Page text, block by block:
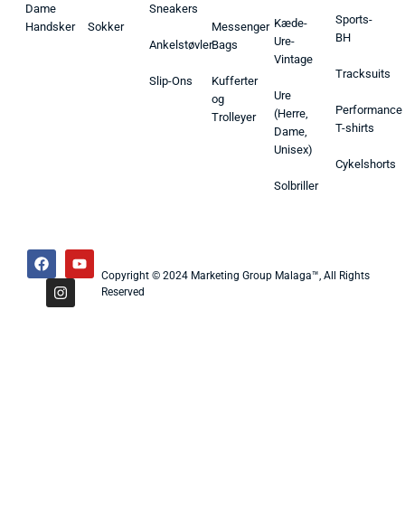
Dame
Handsker
Sokker
Sneakers
Ankelstøvler
Slip-Ons
Messenger
Bags
Kufferter
og
Trolleyer
Kæde-
Ure-
Vintage
Ure
(Herre,
Dame,
Unisex)
Solbriller
Sports-
BH
Tracksuits
Performance
T-shirts
Cykelshorts
Copyright © 2024 Marketing Group Malaga™, All Rights
Reserved